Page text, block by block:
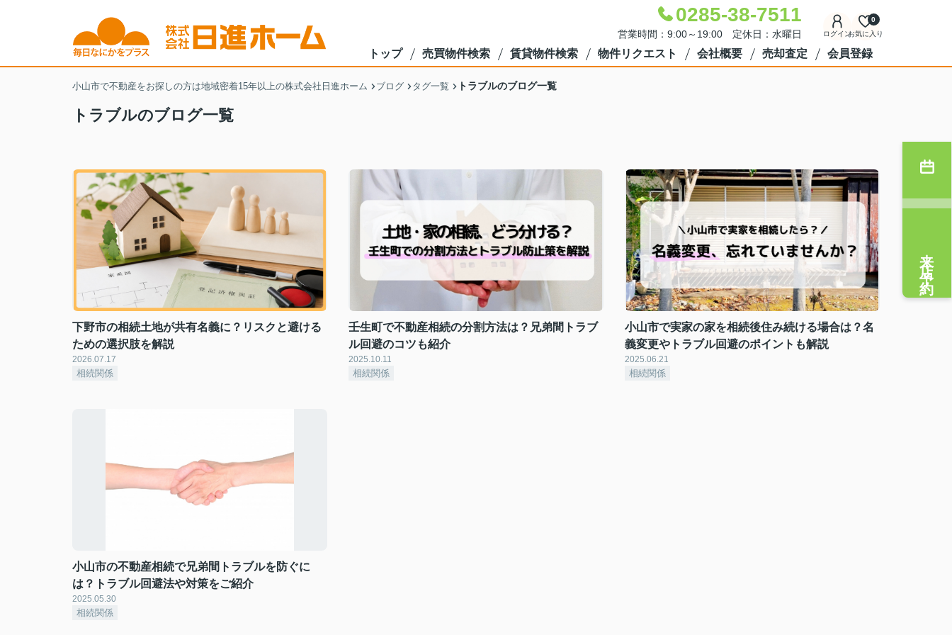
0285-38-7511
営業時間：9:00～19:00 定休日：水曜日 ログインお気に入り
0
トップ 売買物件検索 賃貸物件検索 物件リクエスト 会社概要 売却査定 会員登録
小山市で不動産をお探しの方は地域密着15年以上の株式会社日進ホーム ブログ タグ一覧 トラブルのブログ一覧
トラブルのブログ一覧
下野市の相続土地が共有名義に？リスクと避ける
ための選択肢を解説
2026.07.17
相続関係
壬生町で不動産相続の分割方法は？兄弟間トラブ
ル回避のコツも紹介
2025.10.11
相続関係
小山市で実家の家を相続後住み続ける場合は？名
義変更やトラブル回避のポイントも解説
2025.06.21
相続関係
小山市の不動産相続で兄弟間トラブルを防ぐに
は？トラブル回避法や対策をご紹介
2025.05.30
相続関係
来店予約